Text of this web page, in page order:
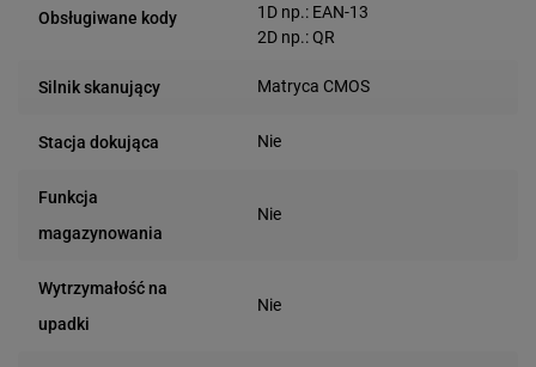
Obsługiwane kody
1D np.: EAN-13
2D np.: QR
Silnik skanujący Matryca CMOS
Stacja dokująca Nie
Funkcja
magazynowania
Nie
Wytrzymałość na
upadki
Nie